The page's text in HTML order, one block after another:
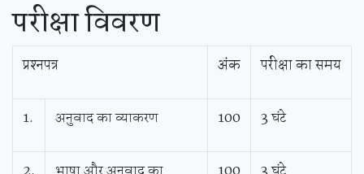
परीक्षाविवरण
प्रश्‍नपत्र अंक परीक्षाकासमय
1. अनुवाद का व्याकरण 100 3 घंटे